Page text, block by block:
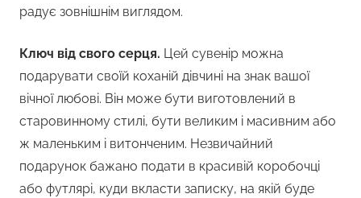
радує зовнішнім виглядом.
Ключ від свого серця. Цей сувенір можна
подарувати своїй коханій дівчині на знак вашої
вічної любові. Він може бути виготовлений в
старовинному стилі, бути великим і масивним або
ж маленьким і витонченим. Незвичайний
подарунок бажано подати в красивій коробочці
або футлярі, куди вкласти записку, на якій буде